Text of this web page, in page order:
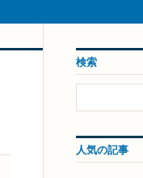
検索
人気の記事